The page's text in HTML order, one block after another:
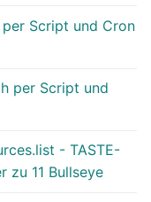
Script und Cron
per Script und
- TASTE-
zu 11 Bullseye